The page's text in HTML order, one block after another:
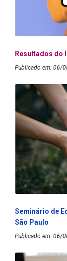
Resultados do
Publicado em: 06/
Seminário de
São Paulo
Publicado em: 06/